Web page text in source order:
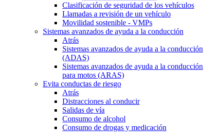
Clasificación de seguridad de los vehículos
Llamadas a revisión de un vehículo
Movilidad sostenible - VMPs
Sistemas avanzados de ayuda a la conducción
Atrás
Sistemas avanzados de ayuda a la conducción
(ADAS)
Sistemas avanzados de ayuda a la conducción
para motos (ARAS)
Evita conductas de riesgo
Atrás
Distracciones al conducir
Salidas de vía
Consumo de alcohol
Consumo de drogas y medicación